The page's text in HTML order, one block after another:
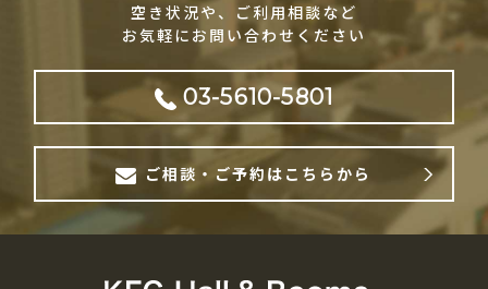
空き状況や、ご利用相談など
お気軽にお問い合わせください
03-5610-5801
ご相談・ご予約はこちらから